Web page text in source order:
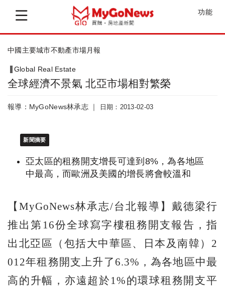
功能
中國主要城市不動產市場月報
Global Real Estate
全球經濟不景氣 北亞市場相對繁榮
報導：MyGoNews林承志 ｜ 日期：2013-02-03
新聞摘要
亞太區的租務開支增長可達到8%，為各地區
中最高，而歐洲及美國的增長將會較溫和
【MyGoNews林承志/台北報導】戴德梁行
推出第16份全球寫字樓租務開支報告，指
出北亞區（包括大中華區、日本及南韓）2
012年租務開支上升了6.3%，為各地區中最
高的升幅，亦遠超於1%的環球租務開支平